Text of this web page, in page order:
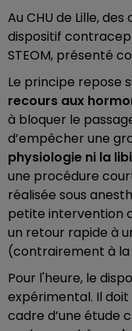
Au CHU de Lille,
dispositif
STEOM, présenté
Le principe repose
recours aux
à bloquer le
d’empêcher une
physiologie ni la
une procédure
réalisée sous
petite intervention
un retour rapide à
(contrairement à
Pour l'heure, le
expérimental. Il
cadre d’une étude